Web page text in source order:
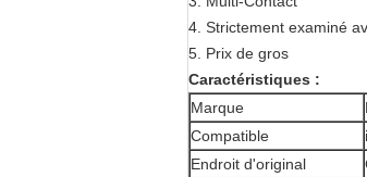
4. Strictement examiné
5. Prix de gros
Caractéristiques :
Marque
Compatible
Endroit d'original